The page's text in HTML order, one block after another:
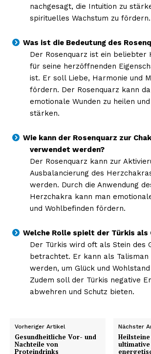
nachgesagt, die Intuition zu
spirituelles Wachstum zu fördern.
Was ist die Bedeutung des
Der Rosenquarz ist ein beliebter
für seine herzöffnenden
ist. Er soll Liebe, Harmonie und
fördern. Der Rosenquarz kann
emotionale Wunden zu heilen
stärken.
Wie kann der Rosenquarz zur
verwendet werden?
Der Rosenquarz kann zur
Ausbalancierung des
werden. Durch die Anwendung
Herzchakra kann man
und Wohlbefinden fördern.
Welche Rolle spielt der Türkis als
Der Türkis wird oft als Stein des
betrachtet. Er kann als Talisman
werden, um Glück und
Zudem soll der Türkis negative
abwehren und Schutz bieten.
Vorheriger Artikel
Gesundheitliche Vor- und
Nachteile von
Proteindrinks
Nächster